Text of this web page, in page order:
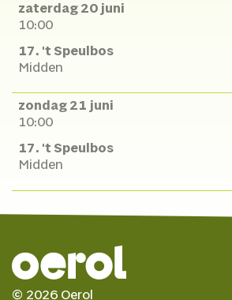
zaterdag 20 juni
10:00
17. 't Speulbos
Midden
zondag 21 juni
10:00
17. 't Speulbos
Midden
© 2026 Oerol